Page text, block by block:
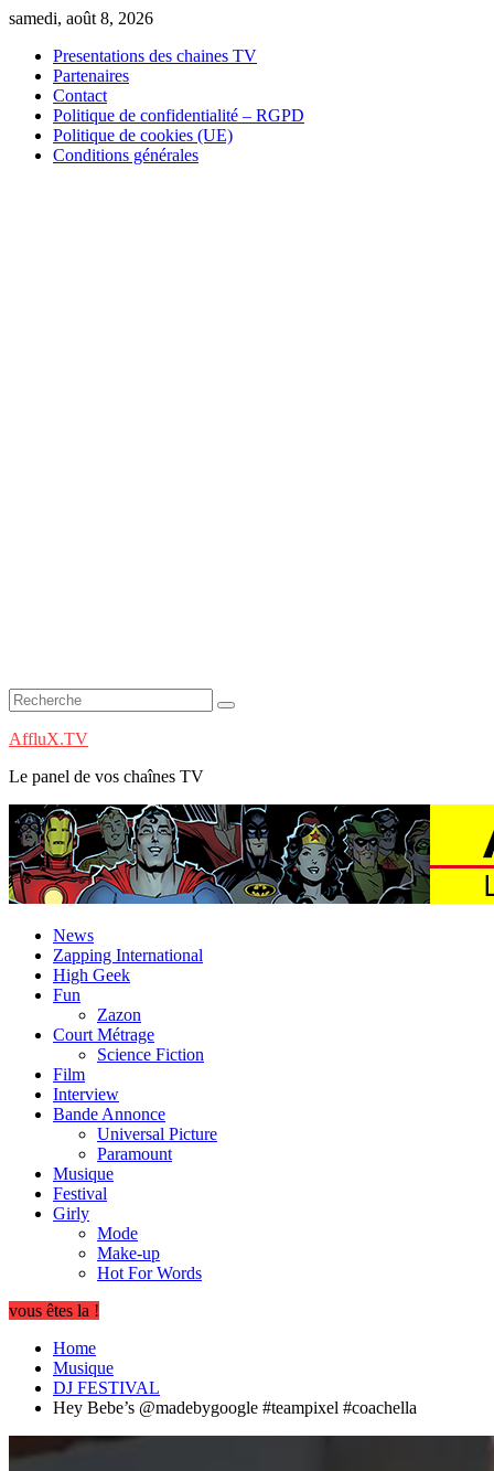
Skip
content
samedi, août 8, 2026
Presentations des chaines TV
Partenaires
Contact
Politique de confidentialité – RGPD
Politique de cookies (UE)
Conditions générales
AffluX.TV
Le panel de vos chaînes TV
News
Zapping International
High Geek
Fun
Zazon
Court Métrage
Science Fiction
Film
Interview
Bande Annonce
Universal Picture
Paramount
Musique
Festival
Girly
Mode
Make-up
Hot For Words
vous êtes la !
Home
Musique
DJ FESTIVAL
Hey Bebe’s @madebygoogle #teampixel #coachella